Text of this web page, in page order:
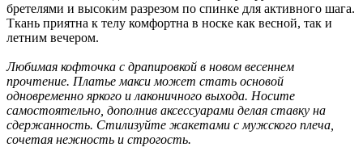
бретелями и высоким разрезом по спинке для активного шага.
Ткань приятна к телу комфортна в носке как весной, так и
летним вечером.
Любимая кофточка с драпировкой в новом весеннем
прочтение. Платье макси может стать основой
одновременно яркого и лаконичного выхода. Носите
самостоятельно, дополнив аксессуарами делая ставку на
сдержанность. Стилизуйте жакетами с мужского плеча,
сочетая нежность и строгость.